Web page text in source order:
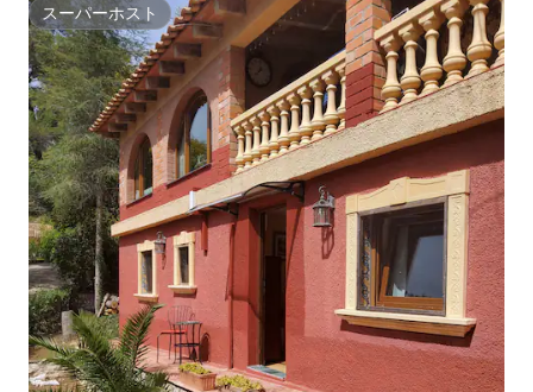
スーパーホスト
スーパーホスト